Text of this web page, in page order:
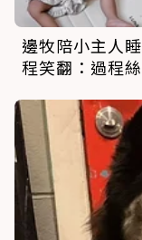
邊牧陪小主人
程笑翻：過程